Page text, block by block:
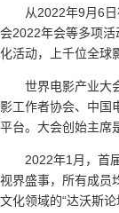
从2022年9月6
会2022年会等多项
化活动，上千位全球
世界电影产业大
影工作者协会、中国
平台。大会创始主席
2022年1月，首
视界盛事，所有成员
文化领域的“达沃斯论